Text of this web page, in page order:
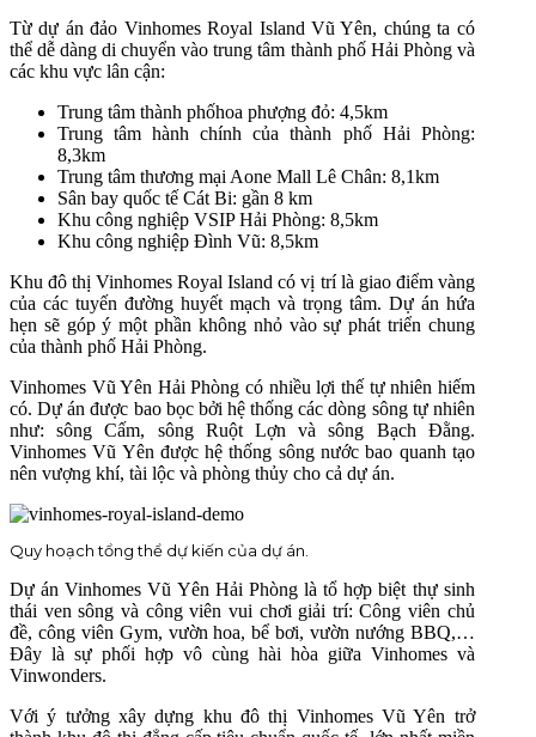
Từ dự án đảo Vinhomes Royal Island Vũ Yên, chúng ta có
thể dễ dàng di chuyển vào trung tâm thành phố Hải Phòng và
các khu vực lân cận:
Trung tâm thành phốhoa phượng đỏ: 4,5km
Trung tâm hành chính của thành phố Hải Phòng:
8,3km
Trung tâm thương mại Aone Mall Lê Chân: 8,1km
Sân bay quốc tế Cát Bi: gần 8 km
Khu công nghiệp VSIP Hải Phòng: 8,5km
Khu công nghiệp Đình Vũ: 8,5km
Khu đô thị Vinhomes Royal Island có vị trí là giao điểm vàng
của các tuyến đường huyết mạch và trọng tâm. Dự án hứa
hẹn sẽ góp ý một phần không nhỏ vào sự phát triển chung
của thành phố Hải Phòng.
Vinhomes Vũ Yên Hải Phòng có nhiều lợi thế tự nhiên hiếm
có. Dự án được bao bọc bởi hệ thống các dòng sông tự nhiên
như: sông Cấm, sông Ruột Lợn và sông Bạch Đằng.
Vinhomes Vũ Yên được hệ thống sông nước bao quanh tạo
nên vượng khí, tài lộc và phòng thủy cho cả dự án.
Quy hoạch tổng thể dự kiến của dự án.
Dự án Vinhomes Vũ Yên Hải Phòng là tổ hợp biệt thự sinh
thái ven sông và công viên vui chơi giải trí: Công viên chủ
đề, công viên Gym, vườn hoa, bể bơi, vườn nướng BBQ,…
Đây là sự phối hợp vô cùng hài hòa giữa Vinhomes và
Vinwonders.
Với ý tưởng xây dựng khu đô thị Vinhomes Vũ Yên trở